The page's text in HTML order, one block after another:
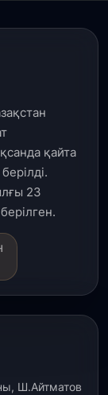
қайта
23
Ш.Айтматов